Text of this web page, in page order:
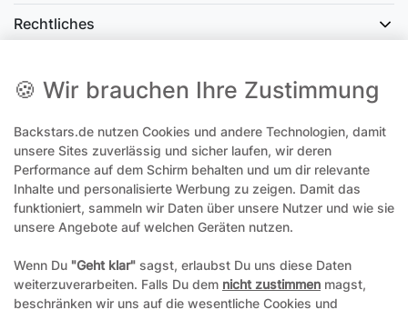
Rechtliches
office@backstars.de
Wir antworten Ihnen schnellstmöglich. An Sonn- und Feiertagen kann
es evtl. zu Verzögerungen kommen.
07306 306239¹
Freitags am besten zwischen 8-12 Uhr
¹Telefonieren zum üblichen Ortstarif. Verbindugsgebühren für Anrufe
aus dem Mobilfunknetz können ggf. abweichen.
🍪 Wir brauchen Ihre Zustimmung
Backstars.de nutzen Cookies und andere Technologien, damit
unsere Sites zuverlässig und sicher laufen, wir deren
Performance auf dem Schirm behalten und um dir relevante
Inhalte und personalisierte Werbung zu zeigen. Damit das
funktioniert, sammeln wir Daten über unsere Nutzer und wie sie
unsere Angebote auf welchen Geräten nutzen.
Wenn Du "Geht klar" sagst, erlaubst Du uns diese Daten
weiterzuverarbeiten. Falls Du dem nicht zustimmen magst,
beschränken wir uns auf die wesentliche Cookies und